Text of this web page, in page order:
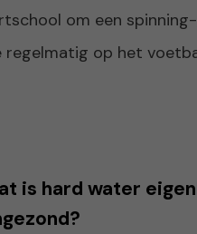
om een
op het
is hard water